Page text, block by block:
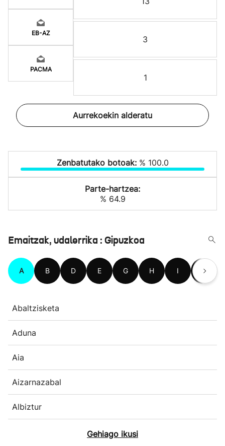
EB-AZ
PACMA
3
1
Aurrekoekin alderatu
Zenbatutako botoak: % 100.0
Parte-hartzea:
% 64.9
Emaitzak, udalerrika : Gipuzkoa
A B D E G H I L
Abaltzisketa
Aduna
Aia
Aizarnazabal
Albiztur
Gehiago ikusi